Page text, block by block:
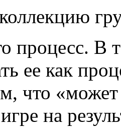
В
ее как
что
на